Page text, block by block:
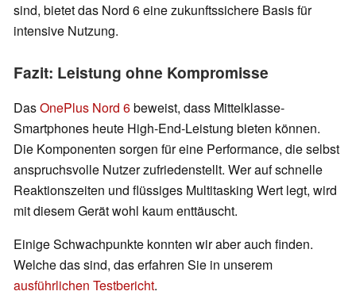
sind, bietet das Nord 6 eine zukunftssichere Basis für
intensive Nutzung.
Fazit: Leistung ohne Kompromisse
DasOnePlus Nord 6beweist, dass Mittelklasse-
Smartphones heute High-End-Leistung bieten können.
Die Komponenten sorgen für eine Performance, die selbst
anspruchsvolle Nutzer zufriedenstellt. Wer auf schnelle
Reaktionszeiten und flüssiges Multitasking Wert legt, wird
mit diesem Gerät wohl kaum enttäuscht.
Einige Schwachpunkte konnten wir aber auch finden.
Welche das sind, das erfahren Sie in unserem
ausführlichen Testbericht.